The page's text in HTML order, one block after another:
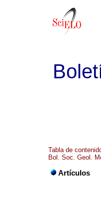
Tabla de
Bol. Soc. Geol.
Artículos